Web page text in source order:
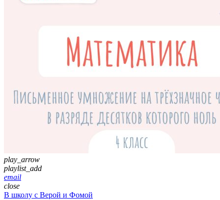
play_arrow
playlist_add
email
close
В школу с Верой и Фомой